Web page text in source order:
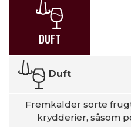
DUFT
Duft
Fremkalder sorte
krydderier, såsom